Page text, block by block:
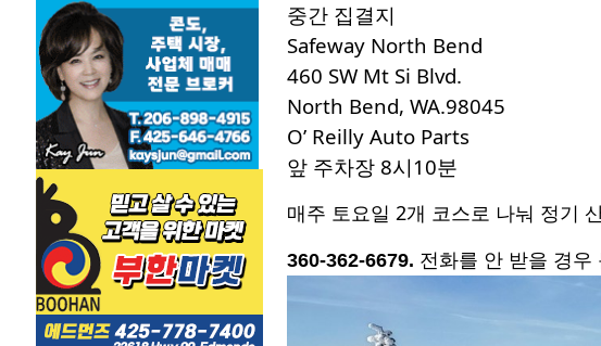
중간 집결지
Safeway North Bend
460 SW Mt Si Blvd.
North Bend, WA.98045
O’ Reilly Auto Parts
앞 주차장 8시10분
매주 토요일 2개 코스로 나눠 정기
360-362-6679. 전화를 안 받을 경우